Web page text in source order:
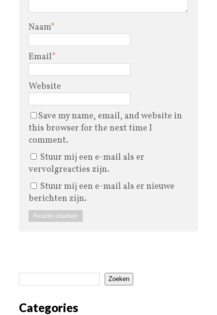
Naam*
Email*
Website
Save my name, email, and website in
this browser for the next time I
comment.
Stuur mij een e-mail als er
vervolgreacties zijn.
Stuur mij een e-mail als er nieuwe
berichten zijn.
Zoeken
Categories